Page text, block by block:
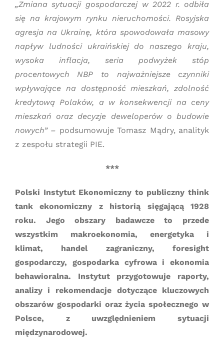
„Zmiana sytuacji gospodarczej w 2022 r. odbiła
się na krajowym rynku nieruchomości. Rosyjska
agresja na Ukrainę, która spowodowała masowy
napływ ludności ukraińskiej do naszego kraju,
wysoka inflacja, seria podwyżek stóp
procentowych NBP to najważniejsze czynniki
wpływające na dostępność mieszkań, zdolność
kredytową Polaków, a w konsekwencji na ceny
mieszkań oraz decyzje deweloperów o budowie
nowych” – podsumowuje Tomasz Mądry, analityk
z zespołu strategii PIE.
***
Polski Instytut Ekonomiczny to publiczny think
tank ekonomiczny z historią sięgającą 1928
roku. Jego obszary badawcze to przede
wszystkim makroekonomia, energetyka i
klimat, handel zagraniczny, foresight
gospodarczy, gospodarka cyfrowa i ekonomia
behawioralna. Instytut przygotowuje raporty,
analizy i rekomendacje dotyczące kluczowych
obszarów gospodarki oraz życia społecznego w
Polsce, z uwzględnieniem sytuacji
międzynarodowej.